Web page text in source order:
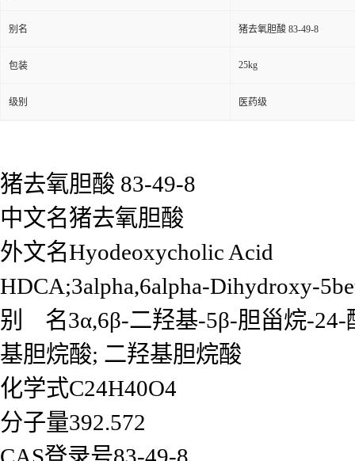
别名 猪去氧胆酸 83-49-8
包装 25kg
级别 医药级
猪去氧胆酸 83-49-8
中文名猪去氧胆酸
外文名Hyodeoxycholic Acid
HDCA;3alpha,6alpha-Dihydroxy-
别 名3α,6β-二羟基-5β-胆甾烷-24-
基胆烷酸; 二羟基胆烷酸
化学式C24H40O4
分子量392.572